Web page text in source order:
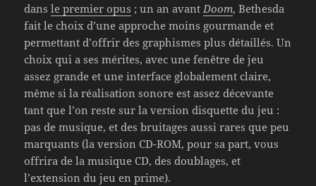
dansle premier opus ; un an avantDoom, Bethesda
fait le choix d’une approche moins gourmande et
permettant d’offrir des graphismes plus détaillés. Un
choix qui a ses mérites, avec une fenêtre de jeu
assez grande et une interface globalement claire,
même si la réalisation sonore est assez décevante
tant que l’on reste sur la version disquette du jeu :
pas de musique, et des bruitages aussi rares que peu
marquants (la version CD-ROM, pour sa part, vous
offrira de la musique CD, des doublages, et
l’extension du jeu en prime).